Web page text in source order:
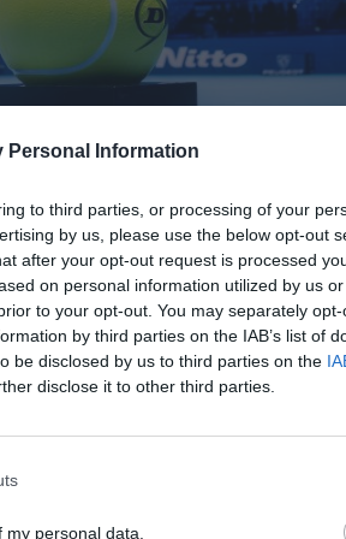
Personal Information
to third parties, or processing of your
by us, please use the below opt-out
after your opt-out request is processed
on personal information utilized by us
to your opt-out. You may separately
by third parties on the IAB’s list of
be disclosed by us to third parties on the
disclose it to other third parties.
personal data.
de marzo de 2023
Guardar Me gusta
con un nuevo paquete
impuesto en la licitación a
audiovisuales en
no se han desvelado.
2022
. Carsten Koerl,